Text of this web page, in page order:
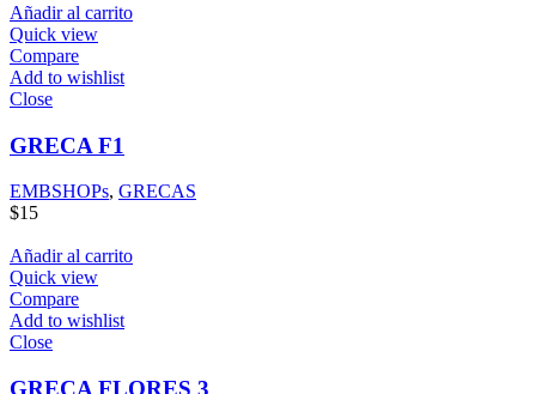
Añadir al carrito
Quick view
Compare
Add to wishlist
Close
GRECA F1
EMBSHOPs, GRECAS
$15
Añadir al carrito
Quick view
Compare
Add to wishlist
Close
GRECA FLORES 3